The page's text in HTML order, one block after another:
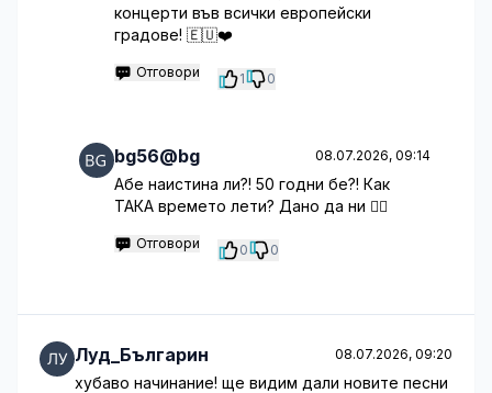
концерти във всички европейски
градове! 🇪🇺❤️
Отговори 1 0
bg56@bg 08.07.2026, 09:14
Абе наистина ли?! 50 годни бе?! Как
ТАКА времето лети? Дано да ни 🤷‍♂️
Отговори 0 0
Луд_Българин 08.07.2026, 09:20
хубаво начинание! ще видим дали новите песни